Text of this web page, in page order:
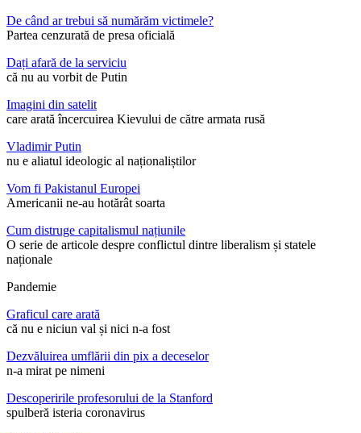
De când ar trebui să numărăm victimele?
Partea cenzurată de presa oficială
Dați afară de la serviciu
că nu au vorbit de Putin
Imagini din satelit
care arată încercuirea Kievului de către armata rusă
Vladimir Putin
nu e aliatul ideologic al naționaliștilor
Vom fi Pakistanul Europei
Americanii ne-au hotărât soarta
Cum distruge capitalismul națiunile
O serie de articole despre conflictul dintre liberalism și statele
naționale
Pandemie
Graficul care arată
că nu e niciun val și nici n-a fost
Dezvăluirea umflării din pix a deceselor
n-a mirat pe nimeni
Descoperirile profesorului de la Stanford
spulberă isteria coronavirus